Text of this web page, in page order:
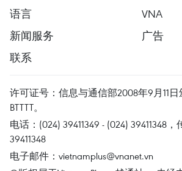
语言
VNA
新闻服务
广告
联系
许可证号：信息与通信部2008年9月11日
BTTTT。
电话：(024) 39411349 - (024) 39411348
39411348
电子邮件： vietnamplus@vnanet.vn